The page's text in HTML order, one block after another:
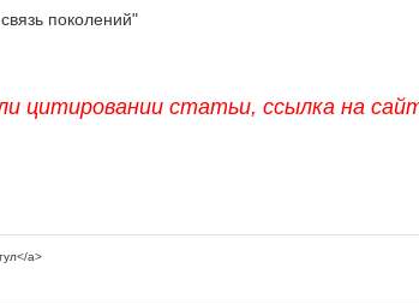
поколений"
цитировании статьи, ссылка на